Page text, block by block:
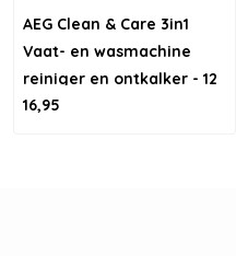
AEG Clean & Care 3in1
Vaat- en wasmachine
reiniger en ontkalker - 12
stuks
16,95